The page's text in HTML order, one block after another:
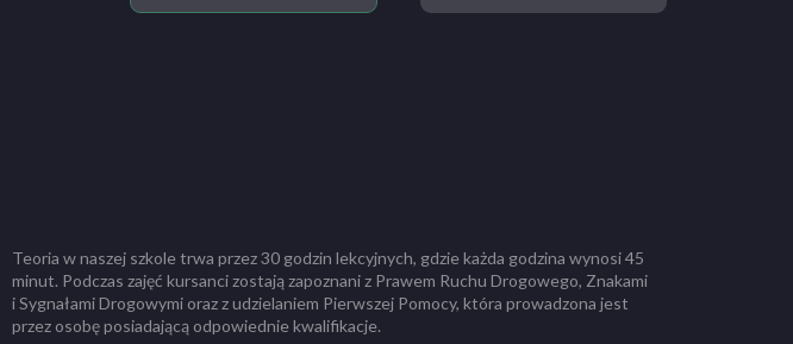
Teoria w naszej szkole trwa przez 30 godzin lekcyjnych, gdzie każda godzina wynosi 45
minut. Podczas zajęć kursanci zostają zapoznani z Prawem Ruchu Drogowego, Znakami
i Sygnałami Drogowymi oraz z udzielaniem Pierwszej Pomocy, która prowadzona jest
przez osobę posiadającą odpowiednie kwalifikacje.